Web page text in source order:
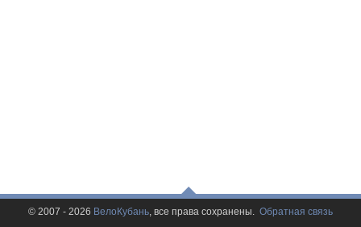
© 2007 - 2026 ВелоКубань, все права сохранены. Обратная связь